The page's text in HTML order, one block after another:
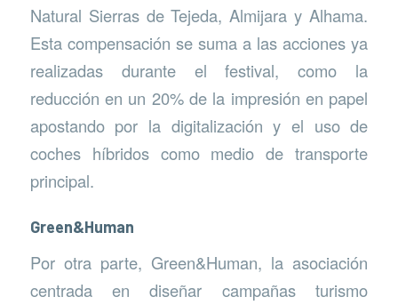
Natural Sierras de Tejeda, Almijara y Alhama.
Esta compensación se suma a las acciones ya
realizadas durante el festival, como la
reducción en un 20% de la impresión en papel
apostando por la digitalización y el uso de
coches híbridos como medio de transporte
principal.
Green&Human
Por otra parte, Green&Human, la asociación
centrada en diseñar campañas turismo